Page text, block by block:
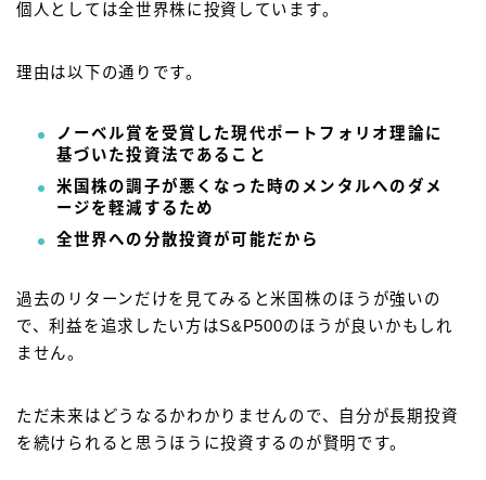
個人としては全世界株に投資しています。
理由は以下の通りです。
ノーベル賞を受賞した現代ポートフォリオ理論に
基づいた投資法であること
米国株の調子が悪くなった時のメンタルへのダメ
ージを軽減するため
全世界への分散投資が可能だから
過去のリターンだけを見てみると米国株のほうが強いの
で、利益を追求したい方はS&P500のほうが良いかもしれ
ません。
ただ未来はどうなるかわかりませんので、自分が長期投資
を続けられると思うほうに投資するのが賢明です。